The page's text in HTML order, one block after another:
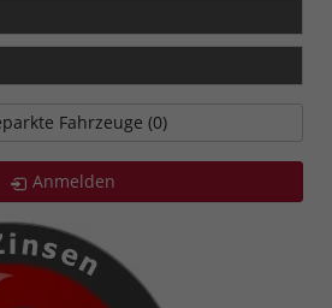
Fahrzeuge (0)
Anmelden